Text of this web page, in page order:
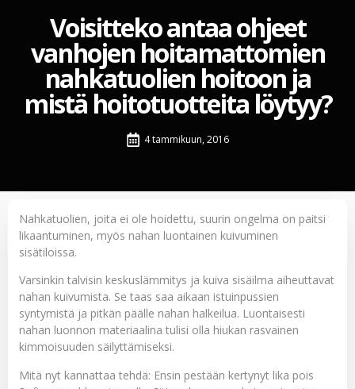
Voisitteko antaa ohjeet
vanhojen hoitamattomien
nahkatuolien hoitoon ja
mistä hoitotuotteita löytyy?
4 tammikuun, 2016
Nahkatuolien, joita ei ole hoidettu, suurin ongelma on paitsi
likaantuminen, myös nahan luontainen kuivuminen
sisätiloissa.
Varsinkin talvisin keskuslämmitys ja kuiva sisäilma aiheuttavat
nahan kuivumista. Se taas saa aikaan istuinpussien
syntymistä ja pitkän päälle nahan halkeilua. Luontaisesti
nahan luonnon materiaalina tulisi olla hiukan rasvainen
kimmoisuuden säilyttämiseksi.
Mitä nyt kannattaa tehdä: Ensin pestään kertynyt lika pois